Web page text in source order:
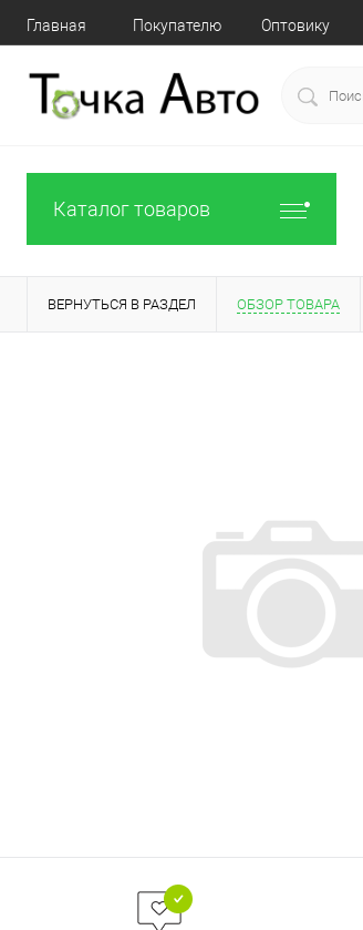
Главная Покупателю Оптовику
Каталог товаров
ВЕРНУТЬСЯ В РАЗДЕЛ ОБЗОР ТОВАРА